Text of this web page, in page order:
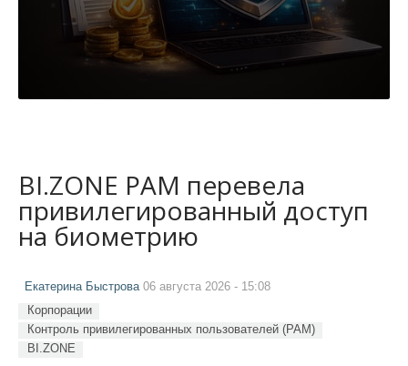
BI.ZONE PAM перевела
привилегированный доступ
на биометрию
Екатерина Быстрова 06 августа 2026 - 15:08
Корпорации
Контроль привилегированных пользователей (PAM)
BI.ZONE